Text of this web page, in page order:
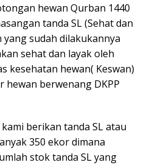
hewan Qurban 1440
tanda SL (Sehat dan
sudah dilakukannya
sehat dan layak oleh
kesehatan hewan( Keswan)
hewan berwenang DKPP
berikan tanda SL atau
350 ekor dimana
stok tanda SL yang